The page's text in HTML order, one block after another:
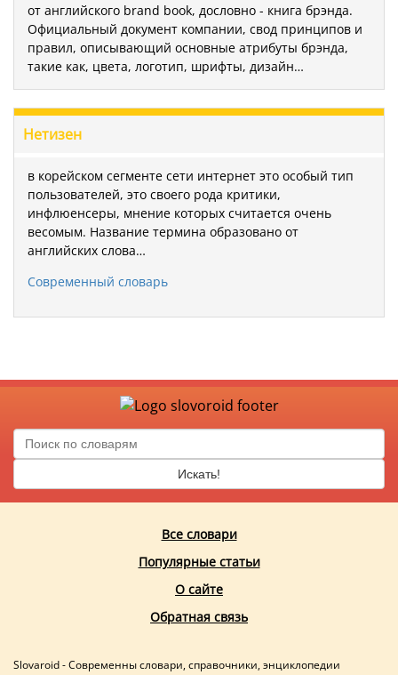
от английского brand book, дословно - книга брэнда.
Официальный документ компании, свод принципов и
правил, описывающий основные атрибуты брэнда,
такие как, цвета, логотип, шрифты, дизайн…
Нетизен
в корейском сегменте сети интернет это особый тип
пользователей, это своего рода критики,
инфлюенсеры, мнение которых считается очень
весомым. Название термина образовано от
английских слова…
Современный словарь
Искать!
Все словари
Популярные статьи
О сайте
Обратная связь
Slovaroid - Современны словари, справочники, энциклопедии